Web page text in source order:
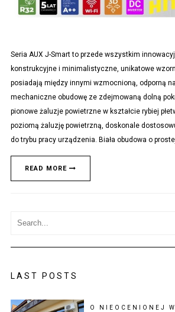
Seria AUX J-Smart to przede wszystkim
konstrukcyjne i minimalistyczne, unikatowe
posiadają między innymi wzmocnioną, odporną
mechaniczne obudowę ze zdejmowaną dolną
pionowe żaluzje powietrzne w kształcie rybiej
poziomą żaluzję powietrzną, doskonale
do trybu pracy urządzenia. Biała obudowa o
READ MORE
LAST POSTS
O NIEOCENIONEJ